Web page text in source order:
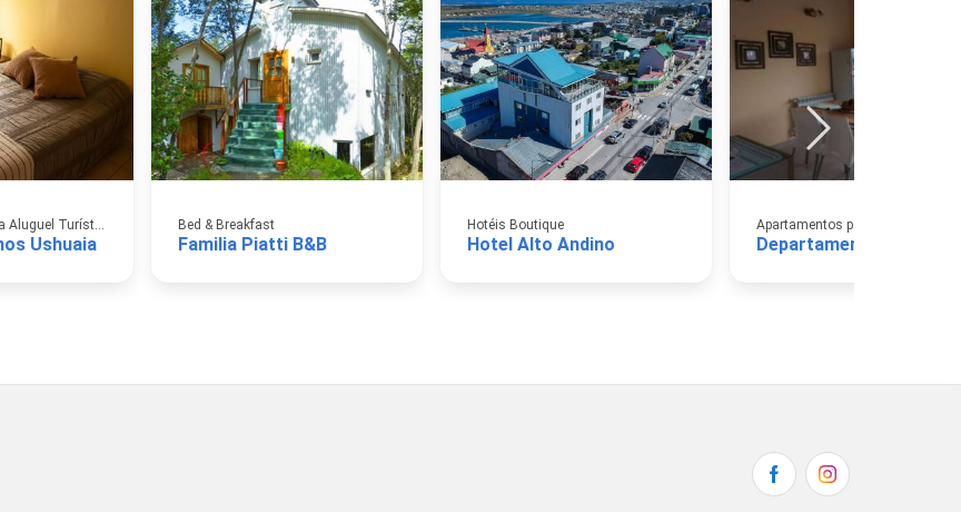
Apartamentos para Aluguel Turístico
Ushuaia
Bed & Breakfast
Familia Piatti B&B
Hotéis Boutique
Hotel Alto Andino Departamentos La Fe